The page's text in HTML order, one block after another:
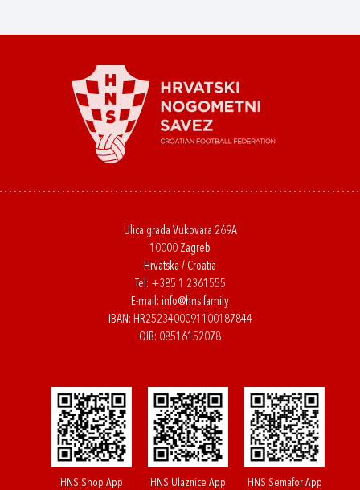
Ulica grada Vukovara 269A
10000 Zagreb
Hrvatska / Croatia
Tel: +385 1 2361555
E-mail: info@hns.family
IBAN: HR2523400091100187844
OIB: 08516152078
HNS Shop App HNS Ulaznice App HNS Semafor App